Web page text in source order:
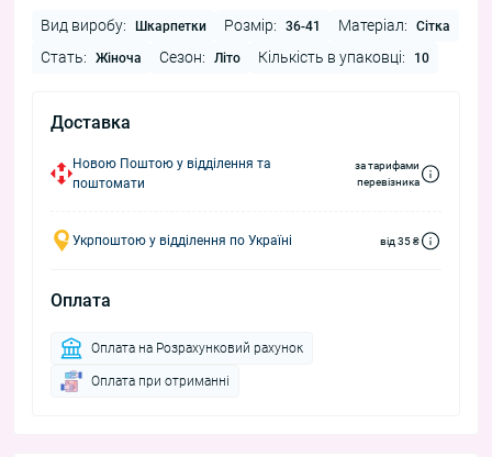
Вид виробу: Шкарпетки Розмір: 36-41 Матеріал: Сітка
Стать: Жіноча Сезон: Літо Кількість в упаковці: 10
Доставка
Новою Поштою у відділення та
поштомати
за тарифами
перевізника
Укрпоштою у відділення по Україні від 35 ₴
Оплата
Оплата на Розрахунковий рахунок
Оплата при отриманні